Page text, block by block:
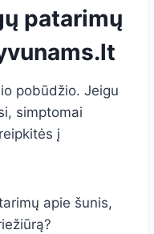
patarimų
pobūdžio. Jeigu
simptomai
į
apie šunis,